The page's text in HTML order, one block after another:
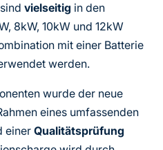
vielseitig in den
8kW, 10kW und 12kW
mit einer Batterie
werden.
wurde der neue
eines umfassenden
einer Qualitätsprüfung